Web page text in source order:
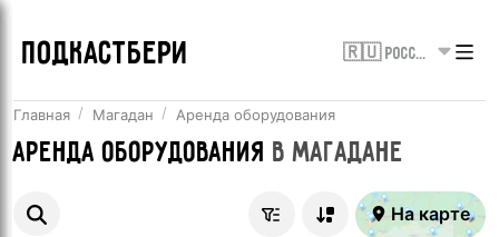
ПОДКАСТБЕРИ 🇷🇺 Россия
Главная Магадан Аренда оборудования
Аренда оборудования вМагадане
На карте